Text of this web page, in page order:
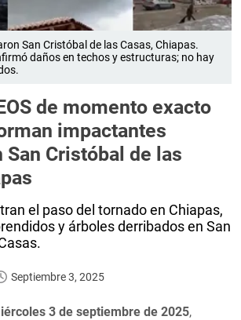
San Cristóbal de las Casas, Chiapas.
daños en techos y estructuras; no hay
de momento exacto
impactantes
San Cristóbal de las
el paso del tornado en Chiapas,
y árboles derribados en San
Septiembre 3, 2025
3 de septiembre de 2025,